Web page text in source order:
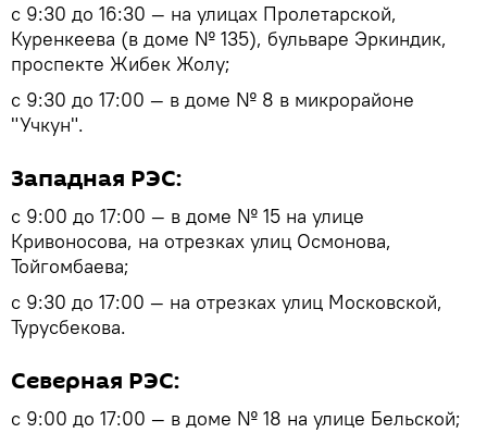
с 9:30 до 16:30 — на улицах Пролетарской,
Куренкеева (в доме № 135), бульваре Эркиндик,
проспекте Жибек Жолу;
с 9:30 до 17:00 — в доме № 8 в микрорайоне
"Учкун".
Западная РЭС:
с 9:00 до 17:00 — в доме № 15 на улице
Кривоносова, на отрезках улиц Осмонова,
Тойгомбаева;
с 9:30 до 17:00 — на отрезках улиц Московской,
Турусбекова.
Северная РЭС:
с 9:00 до 17:00 — в доме № 18 на улице Бельской;